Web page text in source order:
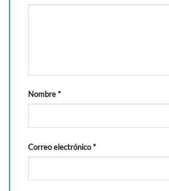
Nombre *
Correo electrónico*